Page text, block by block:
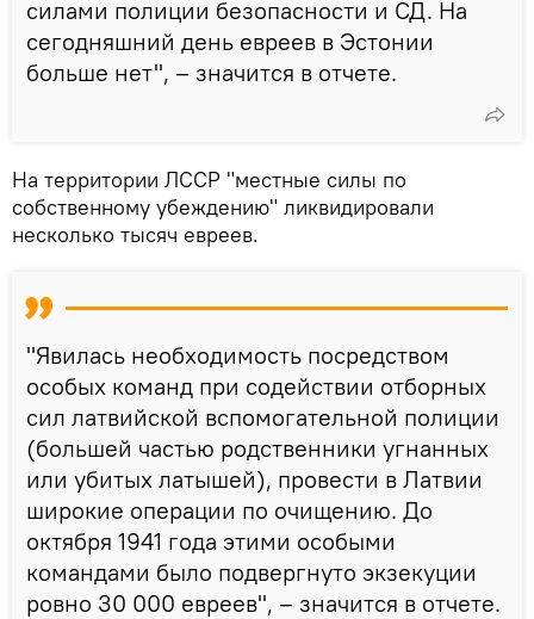
силами полиции безопасности и СД. На
сегодняшний день евреев в Эстонии
больше нет", – значится в отчете.
На территории ЛССР "местные силы по
собственному убеждению" ликвидировали
несколько тысяч евреев.
"Явилась необходимость посредством
особых команд при содействии отборных
сил латвийской вспомогательной полиции
(большей частью родственники угнанных
или убитых латышей), провести в Латвии
широкие операции по очищению. До
октября 1941 года этими особыми
командами было подвергнуто экзекуции
ровно 30 000 евреев", – значится в отчете.